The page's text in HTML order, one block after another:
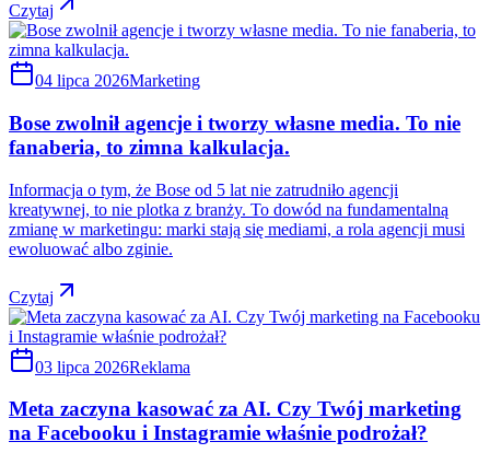
Czytaj
04 lipca 2026Marketing
Bose zwolnił agencje i tworzy własne media. To nie
fanaberia, to zimna kalkulacja.
Informacja o tym, że Bose od 5 lat nie zatrudniło agencji
kreatywnej, to nie plotka z branży. To dowód na fundamentalną
zmianę w marketingu: marki stają się mediami, a rola agencji musi
ewoluować albo zginie.
Czytaj
03 lipca 2026Reklama
Meta zaczyna kasować za AI. Czy Twój marketing
na Facebooku i Instagramie właśnie podrożał?